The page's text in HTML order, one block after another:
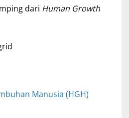
dari Human Growth
Manusia (HGH)